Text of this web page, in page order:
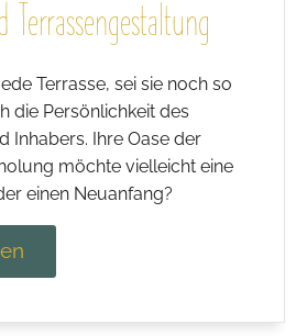
Terrasse, sei sie noch so
die Persönlichkeit des
Inhabers. Ihre Oase der
möchte vielleicht eine
einen Neuanfang?